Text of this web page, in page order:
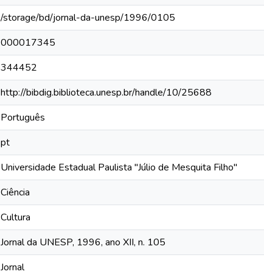
/storage/bd/jornal-da-unesp/1996/0105
000017345
344452
http://bibdig.biblioteca.unesp.br/handle/10/25688
Português
pt
Universidade Estadual Paulista "Júlio de Mesquita Filho"
Ciência
Cultura
Jornal da UNESP, 1996, ano XII, n. 105
Jornal